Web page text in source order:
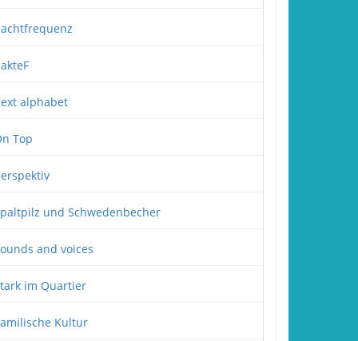
alphabet
Top
und Schwedenbecher
and voices
im Quartier
Kultur